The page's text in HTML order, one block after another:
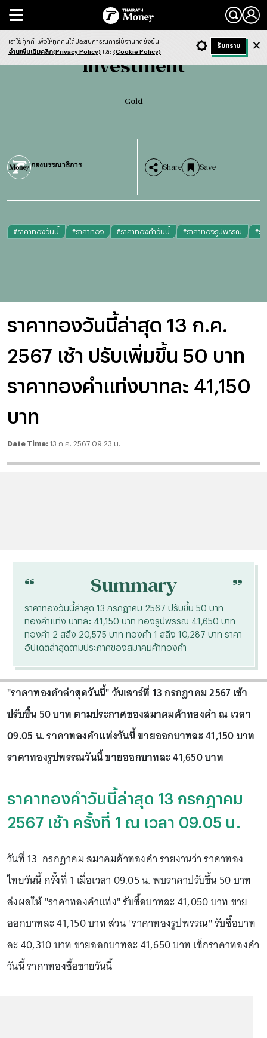
Search
Investment Gold
Investment
Gold
กองบรรณาธิการ Share Save
#ราคาทองวันนี้ #ราคาทอง #ราคาทองคำวันนี้ #ราคาทองรูปพรรณ #ร
ราคาทองวันนี้ล่าสุด 13 ก.ค.
2567 เช้า ปรับเพิ่มขึ้น 50 บาท
ราคาทองคำแท่งบาทละ 41,150
บาท
Date Time: 13 ก.ค. 2567 09:23 น.
- ก + ก Dark ฟังข่าว
“ Summary “
ราคาทองวันนี้ล่าสุด 13 กรกฎาคม 2567 ปรับขึ้น 50 บาท
ทองคำแท่ง บาทละ 41,150 บาท ทองรูปพรรณ 41,650 บาท
ทองคำ 2 สลึง 20,575 บาท ทองคำ 1 สลึง 10,287 บาท ราคา
อัปเดตล่าสุดตามประกาศของสมาคมค้าทองคำ
"ราคาทองคำล่าสุดวันนี้" วันเสาร์ที่ 13 กรกฎาคม 2567 เช้า
ปรับขึ้น 50 บาท ตามประกาศของสมาคมค้าทองคำ ณ เวลา
09.05 น. ราคาทองคำแท่งวันนี้ ขายออกบาทละ 41,150 บาท
ราคาทองรูปพรรณวันนี้ ขายออกบาทละ 41,650 บาท
ราคาทองคำวันนี้ล่าสุด 13 กรกฎาคม
2567 เช้า ครั้งที่ 1 ณ เวลา 09.05 น.
วันที่ 13 กรกฎาคม สมาคมค้าทองคำ รายงานว่า ราคาทอง
ไทยวันนี้ ครั้งที่ 1 เมื่อเวลา 09.05 น. พบราคาปรับขึ้น 50 บาท
ส่งผลให้ "ราคาทองคำแท่ง" รับซื้อบาทละ 41,050 บาท ขาย
ออกบาทละ 41,150 บาท ส่วน "ราคาทองรูปพรรณ" รับซื้อบาท
ละ 40,310 บาท ขายออกบาทละ 41,650 บาท เช็กราคาทองคำ
วันนี้ ราคาทองซื้อขายวันนี้
เราใช้คุ้กกี้ เพื่อให้ทุกคนได้ประสบการณ์การใช้งานที่ดียิ่งขึ้น
อ่านเพิ่มเติมคลิก(Privacy Policy) และ (Cookie Policy)
รับทราบ